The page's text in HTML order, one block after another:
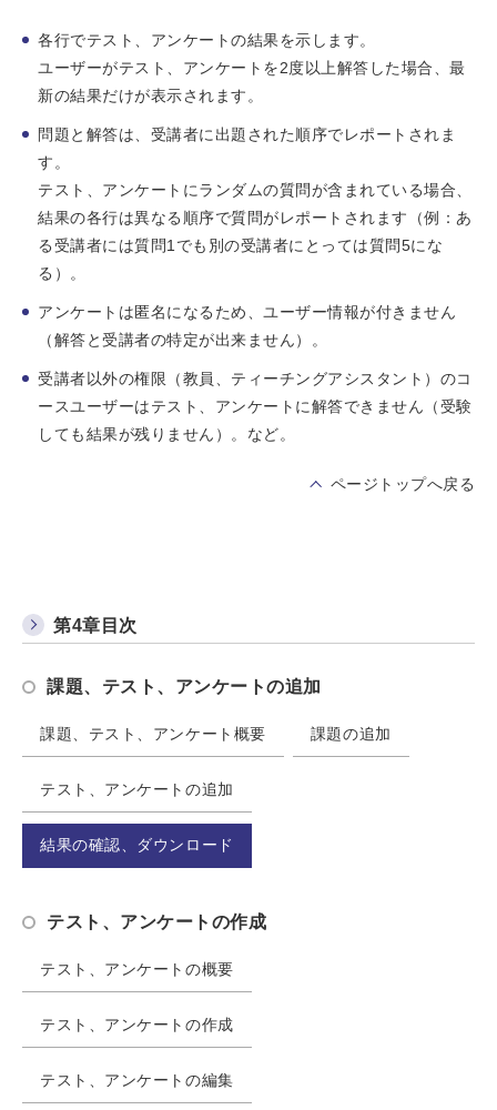
各行でテスト、アンケートの結果を示します。
ユーザーがテスト、アンケートを2度以上解答した場合、最
新の結果だけが表示されます。
問題と解答は、受講者に出題された順序でレポートされま
す。
テスト、アンケートにランダムの質問が含まれている場合、
結果の各行は異なる順序で質問がレポートされます（例：あ
る受講者には質問1でも別の受講者にとっては質問5にな
る）。
アンケートは匿名になるため、ユーザー情報が付きません
（解答と受講者の特定が出来ません）。
受講者以外の権限（教員、ティーチングアシスタント）のコ
ースユーザーはテスト、アンケートに解答できません（受験
しても結果が残りません）。など。
ページトップへ戻る
第4章目次
課題、テスト、アンケートの追加
課題、テスト、アンケート概要 課題の追加
テスト、アンケートの追加
結果の確認、ダウンロード
テスト、アンケートの作成
テスト、アンケートの概要
テスト、アンケートの作成
テスト、アンケートの編集